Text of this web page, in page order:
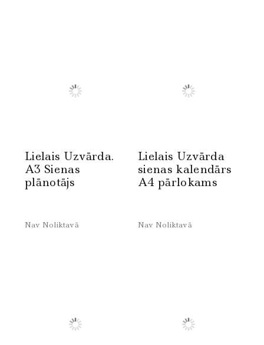
Lielais Uzvārda.
A3 Sienas
plānotājs
Nav Noliktavā
Lielais Uzvārda
sienas kalendārs
A4 pārlokams
Nav Noliktavā